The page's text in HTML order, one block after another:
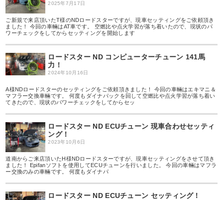
2025年7月17日
ご新規で来店頂いたT様のNDロードスターですが、現車セッティングをご依頼頂き
ました！ 今回の車輛はAT車です。 空燃比や点火学習が落ち着いたので、現状のパ
ワーチェックをしてからセッティングを開始します
ロードスター ND コンピューターチューン 141馬
力！
2024年10月16日
A様NDロードスターのセッティングをご依頼頂きました！ 今回の車輛はエキマニ＆
マフラー交換車輛です。 何度もダイナパックを回して空燃比や点火学習が落ち着い
てきたので、現状のパワーチェックをしてからセッ
ロードスター ND ECUチューン 現車合わせセッティ
ング！
2023年10月6日
道南からご来店頂いたH様NDロードスターですが、現車セッティングをさせて頂き
ました！ Epifanソフトを使用してECUチューンを行いました。 今回の車輛はマフラ
ー交換のみの車輛です。 何度もダイナパ
ロードスター ND ECUチューン セッティング！